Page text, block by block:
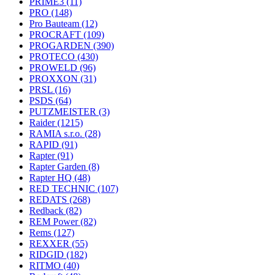
PRO (148)
Pro Bauteam (12)
PROCRAFT (109)
PROGARDEN (390)
PROTECO (430)
PROWELD (96)
PROXXON (31)
PRSL (16)
PSDS (64)
PUTZMEISTER (3)
Raider(1215)
RAMIA s.r.o. (28)
RAPID (91)
Rapter(91)
Rapter Garden (8)
Rapter HQ (48)
RED TECHNIC (107)
REDATS (268)
Redback (82)
REM Power(82)
Rems (127)
REXXER (55)
RIDGID (182)
RITMO (40)